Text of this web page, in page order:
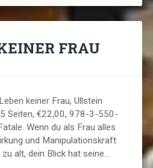
FRAU
keiner Frau, Ullstein
Seiten, €22,00, 978-3-550-
Wenn du als Frau alles
und Manipulationskraft
alt, dein Blick hat seine…